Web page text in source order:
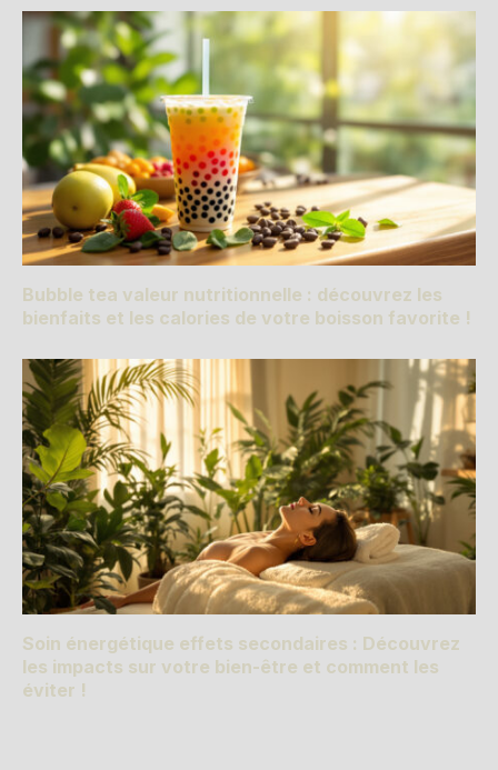
Bubble tea valeur nutritionnelle : découvrez les
bienfaits et les calories de votre boisson favorite !
Soin énergétique effets secondaires : Découvrez
les impacts sur votre bien-être et comment les
éviter !